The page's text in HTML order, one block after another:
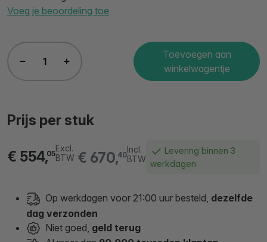
Voeg je beoordeling toe
Toevoegen aan
winkelwagentje
Prijs per stuk
€ 670,40
Incl.
BTW
€ 554,05
Excl.
BTW
Levering binnen 3
werkdagen
Op werkdagen voor 21:00 uur besteld, dezelfde
dag verzonden
Niet goed, geld terug